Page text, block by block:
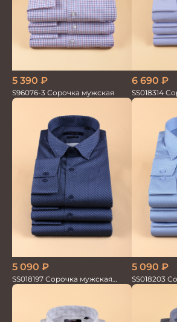
5 390 ₽
S96076-3 Сорочка мужская
6 690 ₽
SS018314
GROSTYLE
5 090 ₽
SS018197 Сорочка мужская
GROSTYLE PRIME
5 090 ₽
SS018203
GROSTYLE